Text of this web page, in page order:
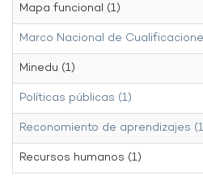
Mapa funcional (1)
Marco Nacional de
Minedu (1)
Políticas públicas (1)
Reconomiento de aprendizajes
Recursos humanos (1)